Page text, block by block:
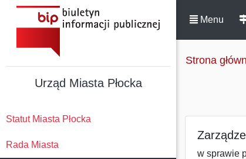
Urząd Miasta Płocka
Statut Miasta Płocka
Rada Miasta
Menu
Strona
w sprawie